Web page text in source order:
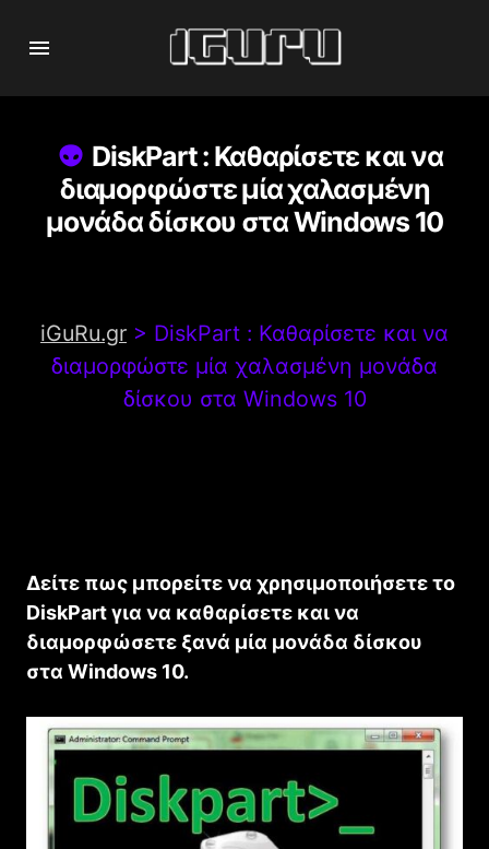
DiskPart : Καθαρίσετε και να
διαμορφώστε μία χαλασμένη
μονάδα δίσκου στα Windows 10
iGuRu.gr > DiskPart : Καθαρίσετε και να
διαμορφώστε μία χαλασμένη μονάδα
δίσκου στα Windows 10
Δείτε πως μπορείτε να χρησιμοποιήσετε το
DiskPart για να καθαρίσετε και να
διαμορφώσετε ξανά μία μονάδα δίσκου
στα Windows 10.